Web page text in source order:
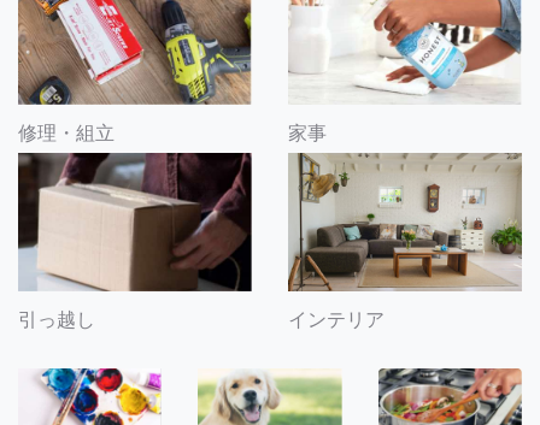
修理・組立 家事
引っ越し インテリア